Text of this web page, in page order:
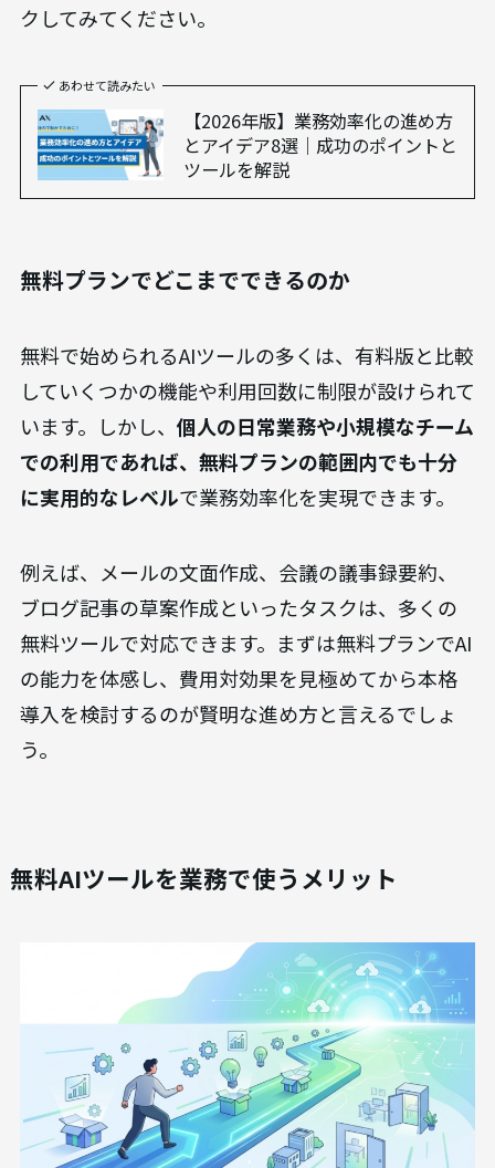
クしてみてください。
あわせて読みたい
【2026年版】業務効率化の進め方
とアイデア8選｜成功のポイントと
ツールを解説
無料プランでどこまでできるのか
無料で始められるAIツールの多くは、有料版と比較
していくつかの機能や利用回数に制限が設けられて
います。しかし、 個人の日常業務や小規模なチーム
での利用であれば、無料プランの範囲内でも十分
に実用的なレベルで業務効率化を実現できます。
例えば、メールの文面作成、会議の議事録要約、
ブログ記事の草案作成といったタスクは、多くの
無料ツールで対応できます。まずは無料プランでAI
の能力を体感し、費用対効果を見極めてから本格
導入を検討するのが賢明な進め方と言えるでしょ
う。
無料AIツールを業務で使うメリット